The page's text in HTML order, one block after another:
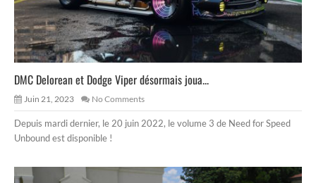
DMC Delorean et Dodge Viper désormais joua...
Juin 21, 2023 No Comments
Depuis mardi dernier, le 20 juin 2022, le volume 3 de Need for Speed
Unbound est disponible !